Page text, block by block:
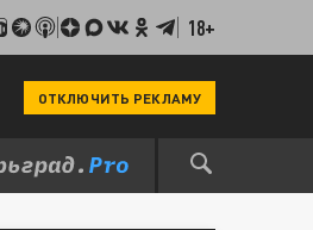
18+
ОТКЛЮЧИТЬ РЕКЛАМУ